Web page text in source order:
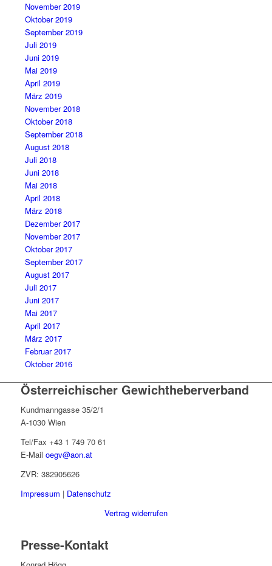
November 2019
Oktober 2019
September 2019
Juli 2019
Juni 2019
Mai 2019
April 2019
März 2019
November 2018
Oktober 2018
September 2018
August 2018
Juli 2018
Juni 2018
Mai 2018
April 2018
März 2018
Dezember 2017
November 2017
Oktober 2017
September 2017
August 2017
Juli 2017
Juni 2017
Mai 2017
April 2017
März 2017
Februar 2017
Oktober 2016
Österreichischer Gewichtheberverband
Kundmanngasse 35/2/1
A-1030 Wien
Tel/Fax +43 1 749 70 61
E-Mail oegv@aon.at
ZVR: 382905626
Impressum | Datenschutz
Vertrag widerrufen
Presse-Kontakt